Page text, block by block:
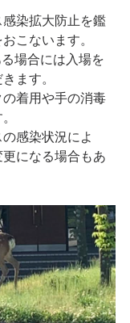
染拡大防止を鑑
こないます。
場合には入場を
ます。
着用や手の消毒
感染状況によ
になる場合もあ